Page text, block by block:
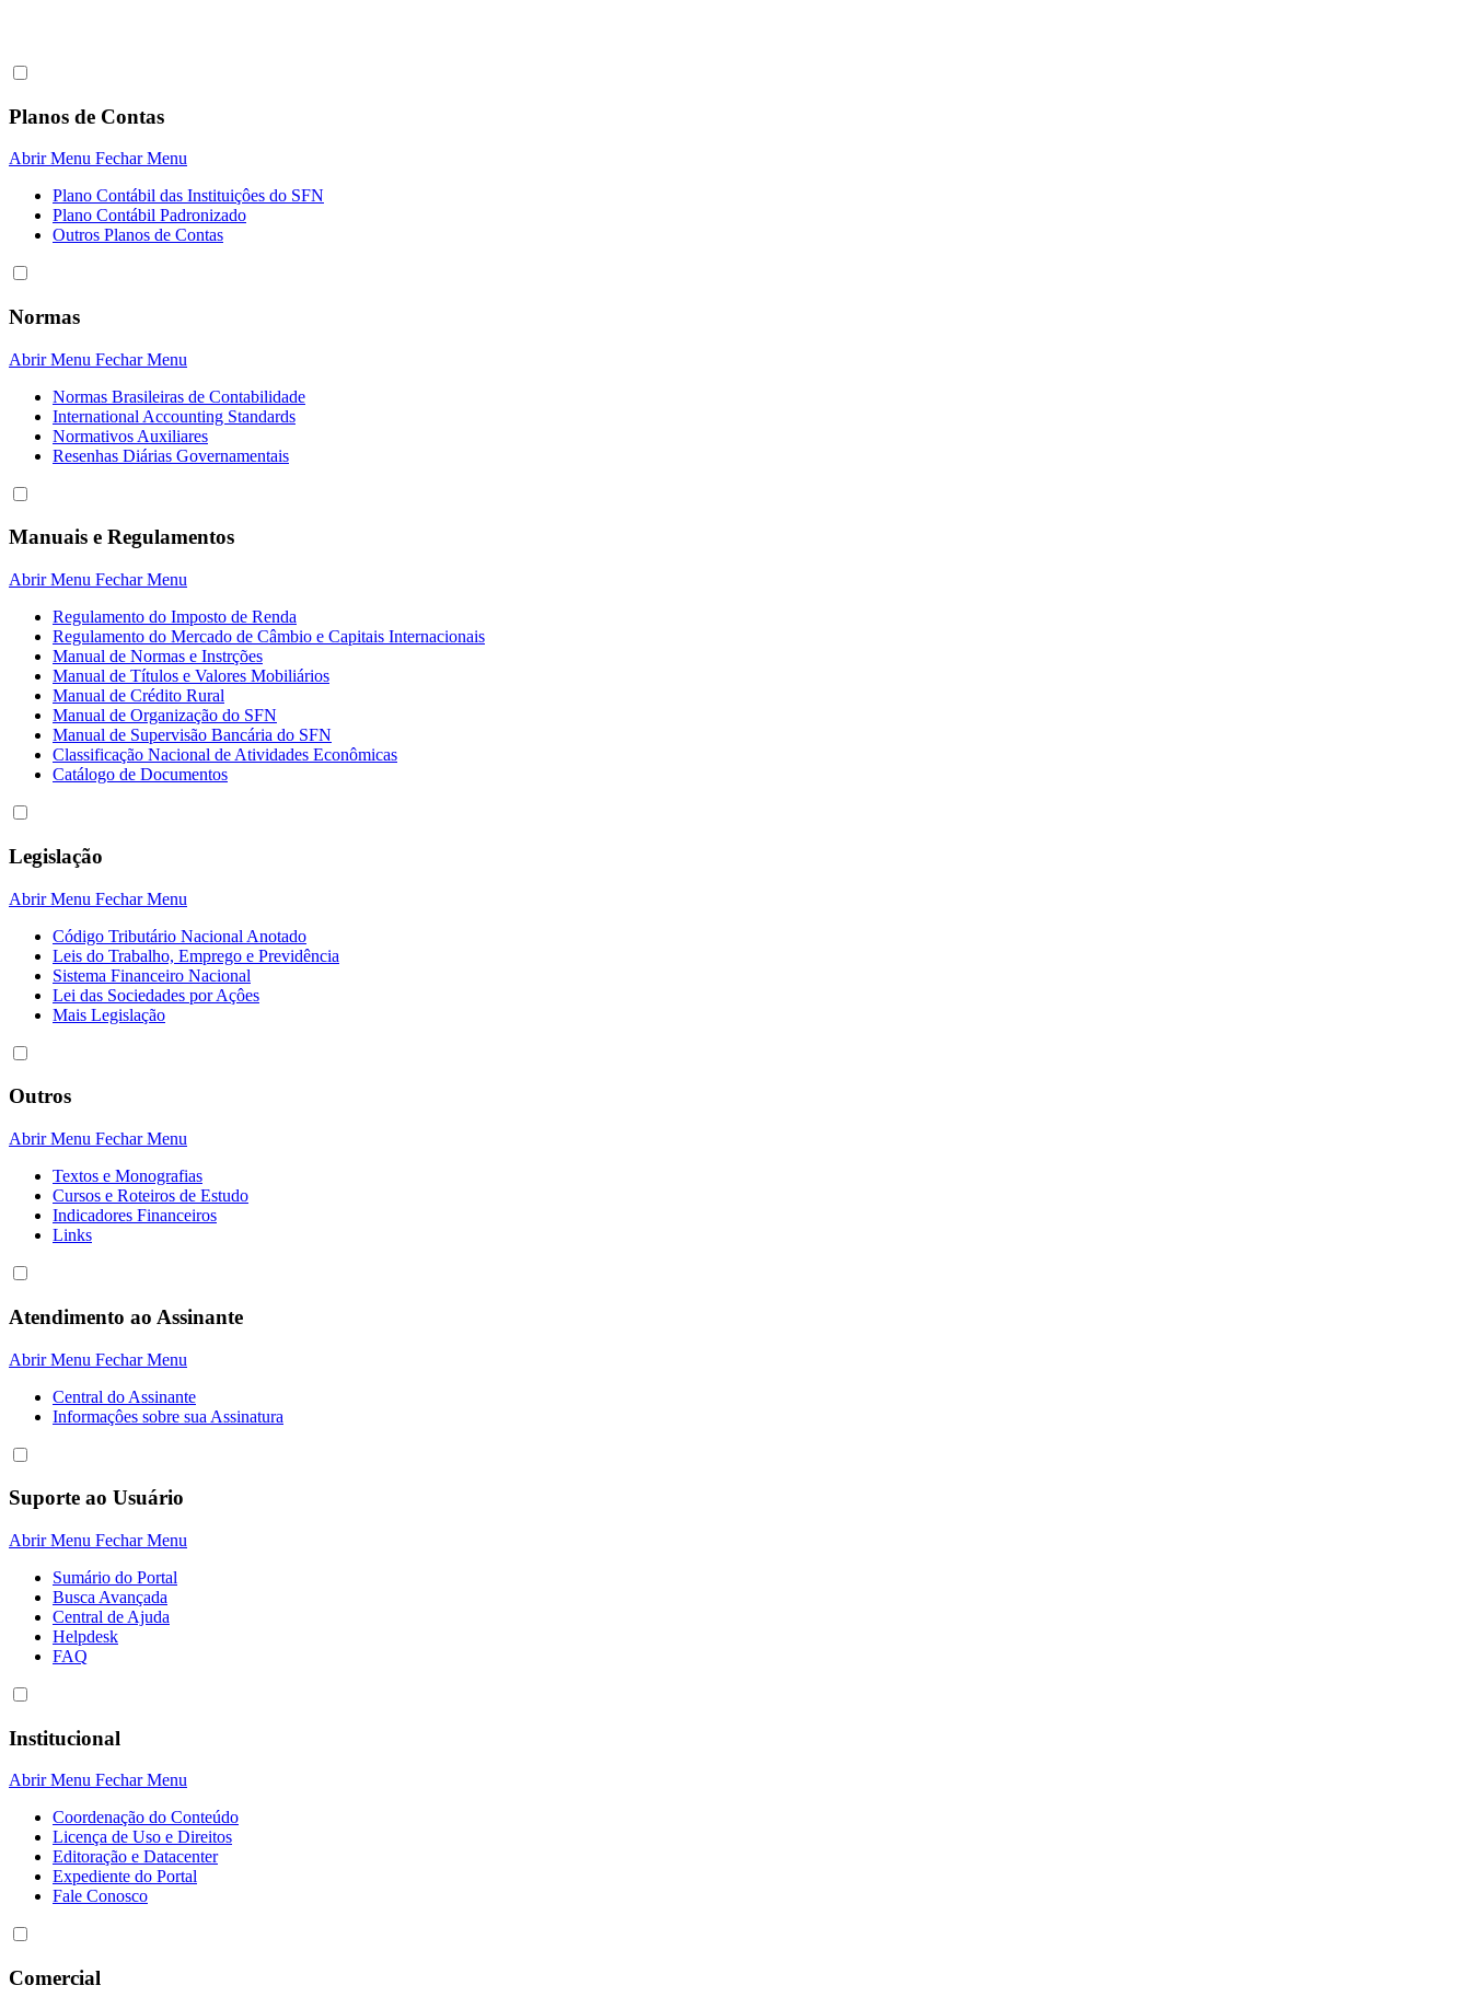
Planos de Contas
Abrir Menu Fechar Menu
Plano Contábil das Instituiçôes do SFN
Plano Contábil Padronizado
Outros Planos de Contas
Normas
Abrir Menu Fechar Menu
Normas Brasileiras de Contabilidade
International Accounting Standards
Normativos Auxiliares
Resenhas Diárias Governamentais
Manuais e Regulamentos
Abrir Menu Fechar Menu
Regulamento do Imposto de Renda
Regulamento do Mercado de Câmbio e Capitais Internacionais
Manual de Normas e Instrções
Manual de Títulos e Valores Mobiliários
Manual de Crédito Rural
Manual de Organização do SFN
Manual de Supervisão Bancária do SFN
Classificação Nacional de Atividades Econômicas
Catálogo de Documentos
Legislação
Abrir Menu Fechar Menu
Código Tributário Nacional Anotado
Leis do Trabalho, Emprego e Previdência
Sistema Financeiro Nacional
Lei das Sociedades por Açôes
Mais Legislação
Outros
Abrir Menu Fechar Menu
Textos e Monografias
Cursos e Roteiros de Estudo
Indicadores Financeiros
Links
Atendimento ao Assinante
Abrir Menu Fechar Menu
Central do Assinante
Informaçôes sobre sua Assinatura
Suporte ao Usuário
Abrir Menu Fechar Menu
Sumário do Portal
Busca Avançada
Central de Ajuda
Helpdesk
FAQ
Institucional
Abrir Menu Fechar Menu
Coordenação do Conteúdo
Licença de Uso e Direitos
Editoração e Datacenter
Expediente do Portal
Fale Conosco
Comercial